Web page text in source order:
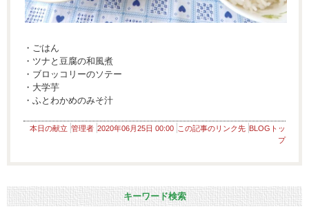
・ごはん
・ツナと豆腐の和風煮
・ブロッコリーのソテー
・大学芋
・ふとわかめのみそ汁
本日の献立 管理者 2020年06月25日 00:00 この記事のリンク先 BLOGトッ
プ
キーワード検索